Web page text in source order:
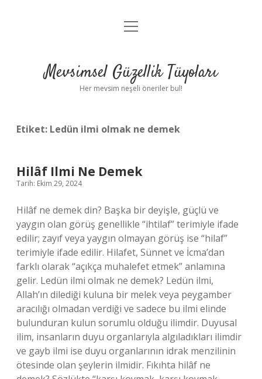
Anasayfa
Yasal Uyarı
menüyü
Mevsimsel Güzellik Tüyoları
Her mevsim neşeli öneriler bul!
Etiket: Ledün ilmi olmak ne demek
Hilâf Ilmi Ne Demek
Tarih: Ekim 29, 2024
Hilâf ne demek din? Başka bir deyişle, güçlü ve
yaygın olan görüş genellikle “ihtilaf” terimiyle ifade
edilir; zayıf veya yaygın olmayan görüş ise “hilaf”
terimiyle ifade edilir. Hilafet, Sünnet ve İcma’dan
farklı olarak “açıkça muhalefet etmek” anlamına
gelir. Ledün ilmi olmak ne demek? Ledün ilmi,
Allah’ın dilediği kuluna bir melek veya peygamber
aracılığı olmadan verdiği ve sadece bu ilmi elinde
bulunduran kulun sorumlu olduğu ilimdir. Duyusal
ilim, insanların duyu organlarıyla algıladıkları ilimdir
ve gayb ilmi ise duyu organlarının idrak menzilinin
ötesinde olan şeylerin ilmidir. Fıkıhta hilâf ne